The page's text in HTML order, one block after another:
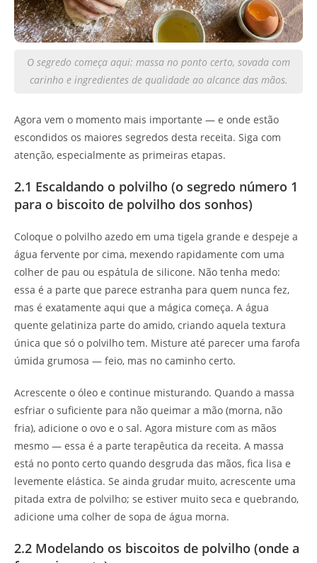
O segredo começa aqui: massa no ponto certo, sovada com
carinho e ingredientes de qualidade ao alcance das mãos.
Agora vem o momento mais importante — e onde estão
escondidos os maiores segredos desta receita. Siga com
atenção, especialmente as primeiras etapas.
2.1 Escaldando o polvilho (o segredo número 1
para o biscoito de polvilho dos sonhos)
Coloque o polvilho azedo em uma tigela grande e despeje a
água fervente por cima, mexendo rapidamente com uma
colher de pau ou espátula de silicone. Não tenha medo:
essa é a parte que parece estranha para quem nunca fez,
mas é exatamente aqui que a mágica começa. A água
quente gelatiniza parte do amido, criando aquela textura
única que só o polvilho tem. Misture até parecer uma farofa
úmida grumosa — feio, mas no caminho certo.
Acrescente o óleo e continue misturando. Quando a massa
esfriar o suficiente para não queimar a mão (morna, não
fria), adicione o ovo e o sal. Agora misture com as mãos
mesmo — essa é a parte terapêutica da receita. A massa
está no ponto certo quando desgruda das mãos, fica lisa e
levemente elástica. Se ainda grudar muito, acrescente uma
pitada extra de polvilho; se estiver muito seca e quebrando,
adicione uma colher de sopa de água morna.
2.2 Modelando os biscoitos de polvilho (onde a